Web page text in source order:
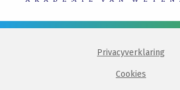
Privacyverklaring
Cookies